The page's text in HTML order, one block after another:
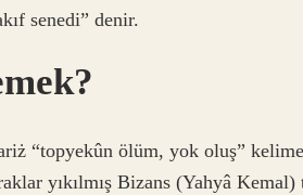
senedi” denir.
yıkılmış Bizans (Yahyâ Kemal)